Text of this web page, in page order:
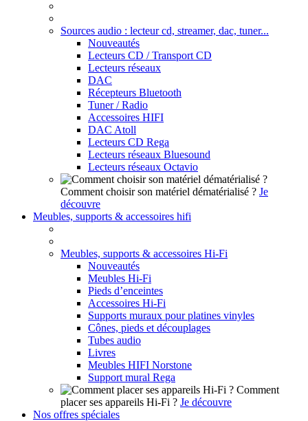
Sources audio : lecteur cd, streamer, dac, tuner...
Nouveautés
Lecteurs CD / Transport CD
Lecteurs réseaux
DAC
Récepteurs Bluetooth
Tuner / Radio
Accessoires HIFI
DAC Atoll
Lecteurs CD Rega
Lecteurs réseaux Bluesound
Lecteurs réseaux Octavio
Comment choisir son matériel dématérialisé ? Je
découvre
Meubles, supports & accessoires hifi
Meubles, supports & accessoires Hi-Fi
Nouveautés
Meubles Hi-Fi
Pieds d’enceintes
Accessoires Hi-Fi
Supports muraux pour platines vinyles
Cônes, pieds et découplages
Tubes audio
Livres
Meubles HIFI Norstone
Support mural Rega
Comment
placer ses appareils Hi-Fi ? Je découvre
Nos offres spéciales